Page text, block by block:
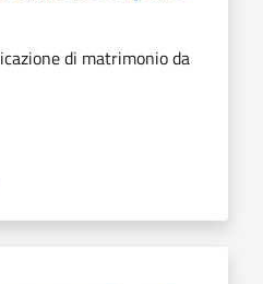
di matrimonio da